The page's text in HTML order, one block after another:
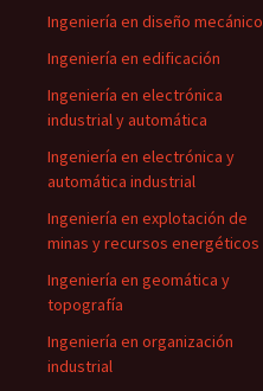
Ingeniería en diseño mecánico
Ingeniería en edificación
Ingeniería en electrónica
industrial y automática
Ingeniería en electrónica y
automática industrial
Ingeniería en explotación de
minas y recursos energéticos
Ingeniería en geomática y
topografía
Ingeniería en organización
industrial